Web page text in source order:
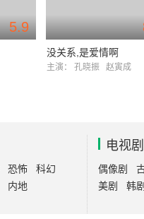
5.9
没关系,是爱情啊
主演： 孔晓振 赵寅成
恐怖
科幻
内地
电视剧
偶像剧
美剧
韩